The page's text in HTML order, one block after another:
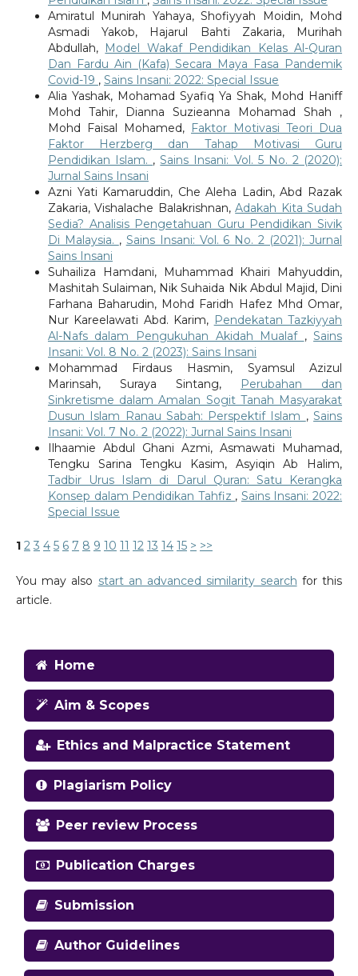
Amiratul Munirah Yahaya, Shofiyyah Moidin, Mohd
Asmadi Yakob, Hajarul Bahti Zakaria, Murihah
Abdullah, Model Wakaf Pendidikan Kelas Al-Quran
Dan Fardu Ain (Kafa) Secara Maya Fasa Pandemik
Covid-19 , Sains Insani: 2022: Special Issue
Alia Yashak, Mohamad Syafiq Ya Shak, Mohd Haniff
Mohd Tahir, Dianna Suzieanna Mohamad Shah ,
Mohd Faisal Mohamed, Faktor Motivasi Teori Dua
Faktor Herzberg dan Tahap Motivasi Guru
Pendidikan Islam. ,Sains Insani: Vol. 5 No. 2 (2020):
Jurnal Sains Insani
Azni Yati Kamaruddin, Che Aleha Ladin, Abd Razak
Zakaria, Vishalache Balakrishnan,Adakah Kita Sudah
Sedia? Analisis Pengetahuan Guru Pendidikan Sivik
Di Malaysia. , Sains Insani: Vol. 6 No. 2 (2021): Jurnal
Sains Insani
Suhailiza Hamdani, Muhammad Khairi Mahyuddin,
Mashitah Sulaiman, Nik Suhaida Nik Abdul Majid, Dini
Farhana Baharudin, Mohd Faridh Hafez Mhd Omar,
Nur Kareelawati Abd. Karim, Pendekatan Tazkiyyah
Al-Nafs dalam Pengukuhan Akidah Mualaf ,Sains
Insani: Vol. 8 No. 2 (2023): Sains Insani
Mohammad Firdaus Hasmin, Syamsul Azizul
Marinsah, Suraya Sintang,
Perubahan dan
Sinkretisme dalam Amalan Sogit Tanah Masyarakat
Dusun Islam Ranau Sabah: Perspektif Islam ,Sains
Insani: Vol. 7 No. 2 (2022): Jurnal Sains Insani
Ilhaamie Abdul Ghani Azmi, Asmawati Muhamad,
Tengku Sarina Tengku Kasim, Asyiqin Ab Halim,
Tadbir Urus Islam di Darul Quran: Satu Kerangka
Konsep dalam Pendidikan Tahfiz , Sains Insani: 2022:
Special Issue
1 2 3 4 5 6 7 8 9 10 11 12 13 14 15 > >>
You may also start an advanced similarity search for this
article.
Home
Aim & Scopes
Ethics and Malpractice Statement
Plagiarism Policy
Peer review Process
Publication Charges
Submission
Author Guidelines